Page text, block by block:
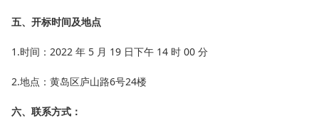
五、开标时间及地点
1.时间：2022 年 5 月 19 日下午 14 时 00 分
2.地点：黄岛区庐山路6号24楼
六、联系方式：